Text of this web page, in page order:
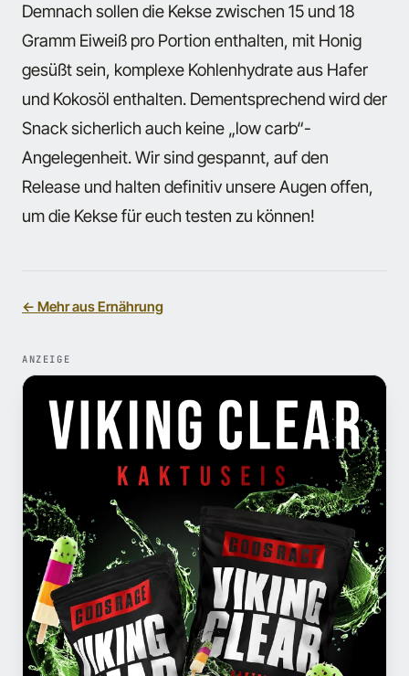
Demnach sollen die Kekse zwischen 15 und 18
Gramm Eiweiß pro Portion enthalten, mit Honig
gesüßt sein, komplexe Kohlenhydrate aus Hafer
und Kokosöl enthalten. Dementsprechend wird der
Snack sicherlich auch keine „low carb“-
Angelegenheit. Wir sind gespannt, auf den
Release und halten definitiv unsere Augen offen,
um die Kekse für euch testen zu können!
← Mehr aus Ernährung
ANZEIGE